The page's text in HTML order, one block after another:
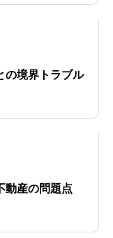
の境界トラブル
動産の問題点